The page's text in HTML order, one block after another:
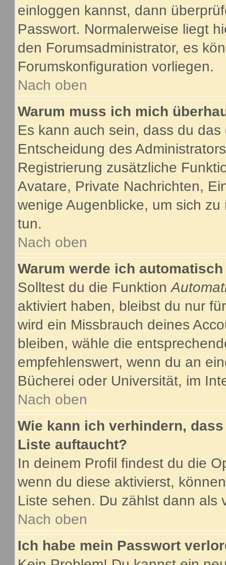
einloggen kannst, dann
Passwort. Normalerweise liegt
den Forumsadministrator, es
Forumskonfiguration vorliegen.
Nach oben
Warum muss ich mich
Es kann auch sein, dass du
Entscheidung des
Registrierung zusätzliche
Avatare, Private Nachrichten,
wenige Augenblicke, um sich
tun.
Nach oben
Warum werde ich
Solltest du die Funktion
aktiviert haben, bleibst du nur
wird ein Missbrauch deines
bleiben, wähle die
empfehlenswert, wenn du an
Bücherei oder Universität, im
Nach oben
Wie kann ich verhindern,
Liste auftaucht?
In deinem Profil findest du die
wenn du diese aktivierst,
Liste sehen. Du zählst dann als
Nach oben
Ich habe mein Passwort